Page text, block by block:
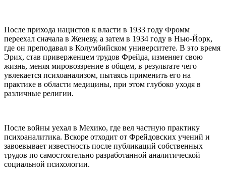
После прихода нацистов к власти в 1933 году Фромм
переехал сначала в Женеву, а затем в 1934 году в Нью-Йорк,
где он преподавал в Колумбийском университете. В это время
Эрих, став приверженцем трудов Фрейда, изменяет свою
жизнь, меняя мировоззрение в общем, в результате чего
увлекается психоанализом, пытаясь применить его на
практике в области медицины, при этом глубоко уходя в
различные религии.
После войны уехал в Мехико, где вел частную практику
психоаналитика. Вскоре отходит от Фрейдовских учений и
завоевывает известность после публикаций собственных
трудов по самостоятельно разработанной аналитической
социальной психологии.